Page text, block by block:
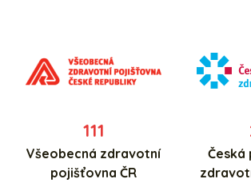
111
Všeobecná zdravotní
pojišťovna ČR
Česká